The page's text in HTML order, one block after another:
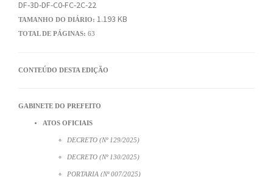
DF-3D-DF-C0-FC-2C-22
TAMANHO DO DIÁRIO: 1.193 KB
TOTAL DE PÁGINAS: 63
CONTEÚDO DESTA EDIÇÃO
GABINETE DO PREFEITO
ATOS OFICIAIS
DECRETO (Nº 129/2025)
DECRETO (Nº 130/2025)
PORTARIA (Nº 007/2025)